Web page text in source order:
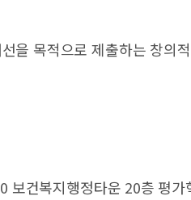
을 목적으로 제출하는 창의
보건복지행정타운 20층 평가